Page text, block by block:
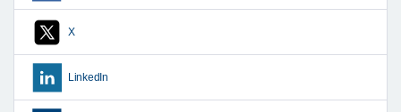
X
LinkedIn